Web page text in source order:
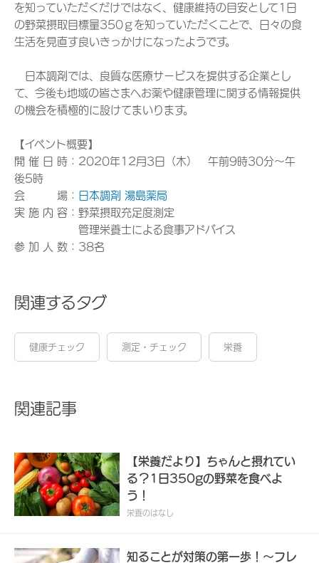
を知っていただくだけではなく、健康維持の目安として1日
の野菜摂取目標量350ｇを知っていただくことで、日々の食
生活を見直す良いきっかけになったようです。
日本調剤では、良質な医療サービスを提供する企業とし
て、今後も地域の皆さまへお薬や健康管理に関する情報提供
の機会を積極的に設けてまいります。
【イベント概要】
開 催 日 時：2020年12月3日（木） 午前9時30分～午
後5時
会 場： 日本調剤 湯島薬局
実 施 内 容：野菜摂取充足度測定
管理栄養士による食事アドバイス
参 加 人 数：38名
関連するタグ
健康チェック 測定・チェック 栄養
関連記事
【栄養だより】ちゃんと摂れてい
る？1日350gの野菜を食べよ
う！
栄養のはなし
知ることが対策の第一歩！～フレ